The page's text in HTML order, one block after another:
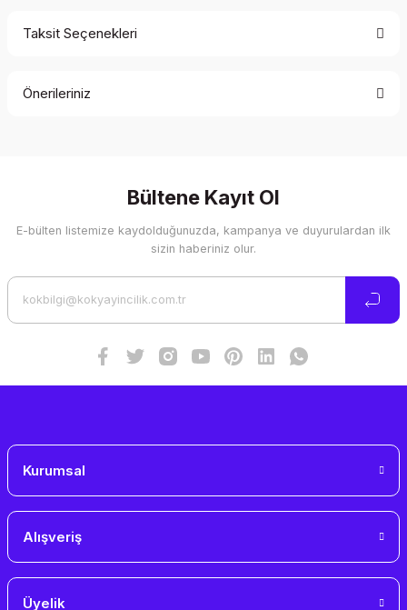
Taksit Seçenekleri
Önerileriniz
Görüş ve önerileriniz için teşekkür ederiz.
Ürün resmi kalitesiz, bozuk veya görüntülenemiyor.
Bültene Kayıt Ol
E-bülten listemize kaydolduğunuzda, kampanya ve duyurulardan ilk
sizin haberiniz olur.
Kurumsal
Alışveriş
Üyelik